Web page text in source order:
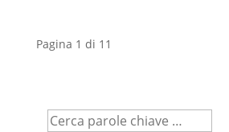
Pagina 1 di 1 1